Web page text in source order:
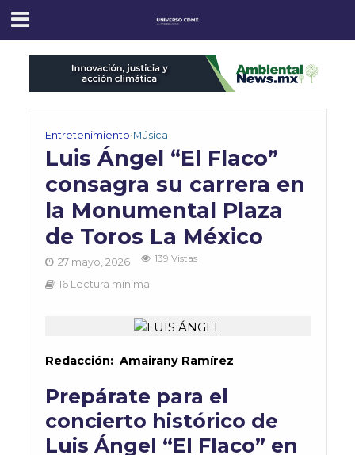
Entretenimiento•Música
Luis Ángel “El Flaco”
consagra su carrera en
la Monumental Plaza
de Toros La México
27 mayo, 2026 139 Vistas
16 Lectura mínima
Redacción: Amairany Ramírez
Prepárate para el
concierto histórico de
Luis Ángel “El Flaco” en